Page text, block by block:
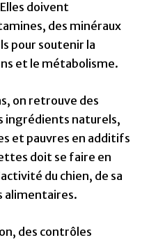
doivent
des minéraux
pour soutenir la
et le métabolisme.
on retrouve des
ingrédients naturels,
et pauvres en additifs
doit se faire en
du chien, de sa
alimentaires.
des contrôles